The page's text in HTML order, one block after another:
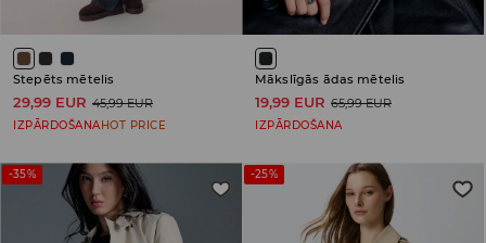
Stepēts mētelis
29,99 EUR 45,99 EUR
IZPĀRDOŠANA HOT PRICE
Mākslīgās ādas mētelis
19,99 EUR 65,99 EUR
IZPĀRDOŠANA
-35% -25%